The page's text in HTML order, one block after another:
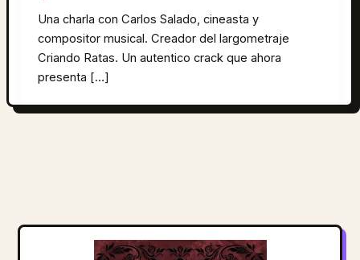
Una charla con Carlos Salado, cineasta y
compositor musical. Creador del largometraje
Criando Ratas. Un autentico crack que ahora
presenta […]